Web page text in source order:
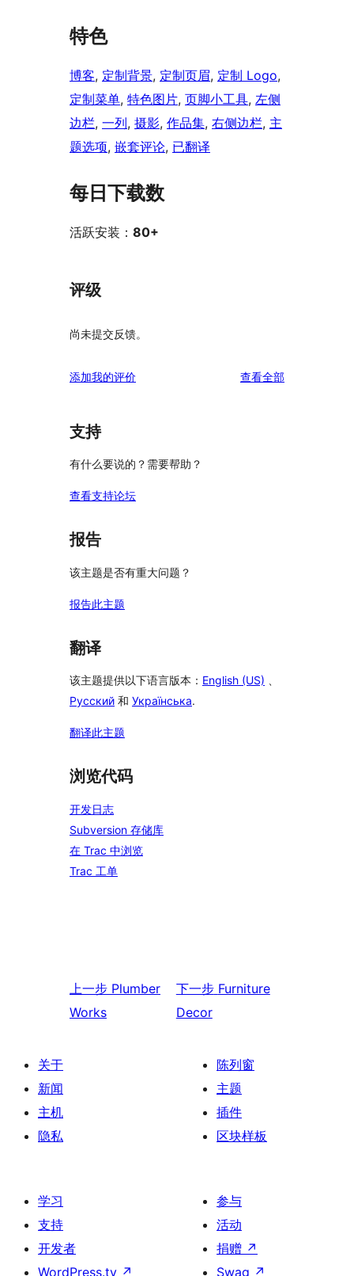
特色
博客, 定制背景, 定制页眉, 定制 Logo
定制菜单, 特色图片, 页脚小工具, 左侧
边栏, 一列, 摄影, 作品集, 右侧边栏, 主
题选项, 嵌套评论, 已翻译
每日下载数
活跃安装： 80+
评级
尚未提交反馈。
添加我的评价 查看全部评
支持
有什么要说的？需要帮助？
查看支持论坛
报告
该主题是否有重大问题？
报告此主题
翻译
该主题提供以下语言版本： English (US) 、
Русский 和 Українська.
翻译此主题
浏览代码
开发日志
Subversion 存储库
在 Trac 中浏览
Trac 工单
上一步 Plumber
Works
下一步 Furniture
Decor
关于
新闻
主机
隐私
陈列窗
主题
插件
区块样板
学习
支持
开发者
WordPress.tv ↗
参与
活动
捐赠 ↗
Swag ↗